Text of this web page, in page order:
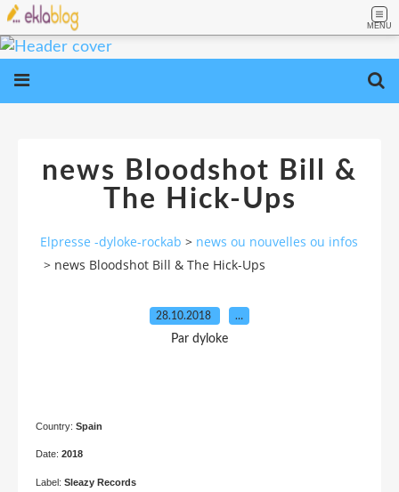
MENU
news Bloodshot Bill &
The Hick-Ups
Elpresse -dyloke-rockab > news ou nouvelles ou infos
> news Bloodshot Bill & The Hick-Ups
28.10.2018 …
Par dyloke
Country: Spain
Date: 2018
Label: Sleazy Records